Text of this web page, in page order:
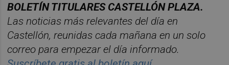
BOLETÍN TITULARES CASTELLÓN PLAZA.
Las noticias más relevantes del día en
Castellón, reunidas cada mañana en un solo
correo para empezar el día informado.